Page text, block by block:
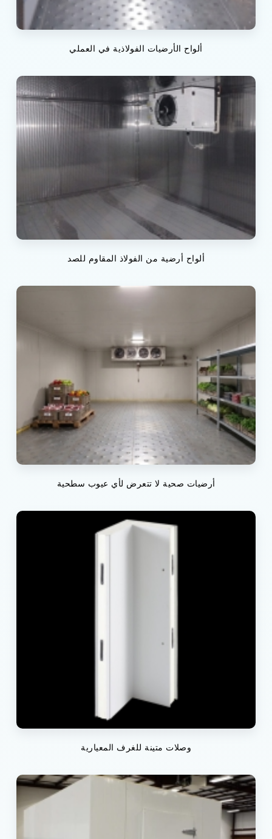
ألواح الأرضيات الفولاذية في العملي
ألواح أرضية من الفولاذ المقاوم للصد
أرضيات صحية لا تتعرض لأي عيوب سطحية
وصلات متينة للغرف المعيارية